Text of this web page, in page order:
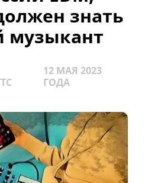
знать
музыкант
12 МАЯ 2023
ГОДА